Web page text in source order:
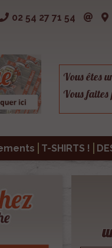
02 54 27 71 54
Vous êtes
Vous faites
T-SHIRTS !